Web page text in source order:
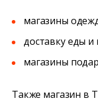
магазины
доставку еды и
магазины
Также магазин в